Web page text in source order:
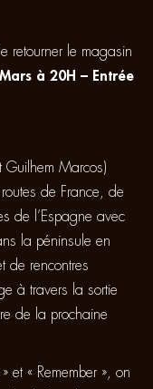
retourner le magasin
à 20H – Entrée
Guilhem Marcos)
de France, de
de l’Espagne avec
la péninsule en
de rencontres
à travers la sortie
de la prochaine
et « Remember », on